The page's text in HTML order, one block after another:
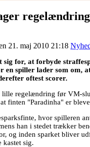
21. maj 2010 21:18
sig for, at forbyde
en spiller lader som om,
oftest scorer.
lille regelændring før VM-
finten "Paradinha" er
hvor spilleren
han i stedet trækker
og inden sparket bliver
kastet sig.